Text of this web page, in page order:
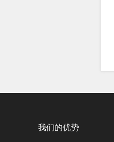
我们的优势